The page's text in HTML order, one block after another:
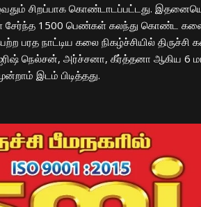
சிறப்பாக கொண்டாடப்பட்டது.
சேர்ந்த 1500 பெண்கள் கலந்து கொண்ட
பரத நாட்டிய கலை நிகழ்ச்சியில் திருச்சி
நெல்சன், அர்ச்சனா, கீர்த்தனா ஆகிய 6
இடம் பிடித்தது.